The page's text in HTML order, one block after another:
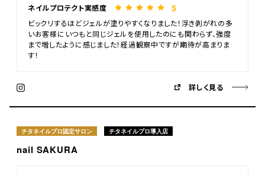
ネイルプロテクト実感度 5
ビックリするほどジェルが塗りやすくなりました！浮き剥がれの多
いお客様にいつもと同じジェルを使用したのにも関わらず、強度
まで増したように感じました！経過観察中ですが期待が高まりま
す！
詳しく見る
チタネイルプロ認定サロン チタネイルプロ導入店
nail SAKURA